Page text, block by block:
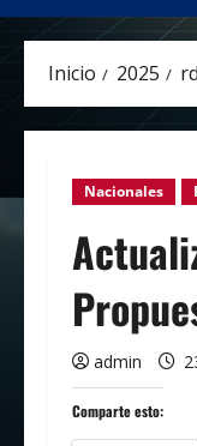
Inicio 2025 rd
Nacionales
admin
Comparte esto: